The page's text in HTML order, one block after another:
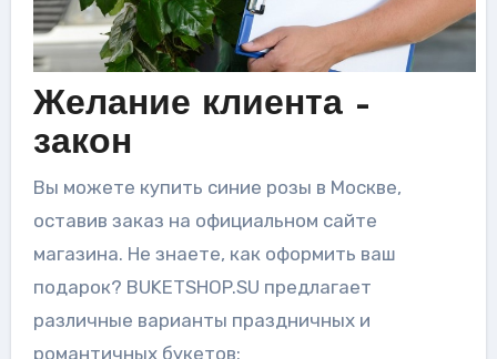
Желание клиента –
закон
Вы можете купить синие розы в Москве,
оставив заказ на официальном сайте
магазина. Не знаете, как оформить ваш
подарок? BUKETSHOP.SU предлагает
различные варианты праздничных и
романтичных букетов: